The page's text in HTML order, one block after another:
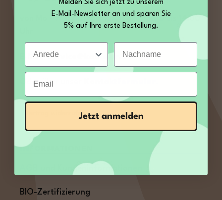
von Mo – Fr 09:00 bis 12:00 und 13:00 bis 14:00
E-Mail:service@kamelur.de
Oder über unser
Vertrag widerrufen
INFORMATIONEN
AGB und Kundeninformationen
BIO-Zertifizierung
Melden Sie sich jetzt zu unserem
E-Mail-Newsletter an und sparen Sie
5% auf Ihre erste Bestellung.
Anrede Nachname
Email
Jetzt anmelden